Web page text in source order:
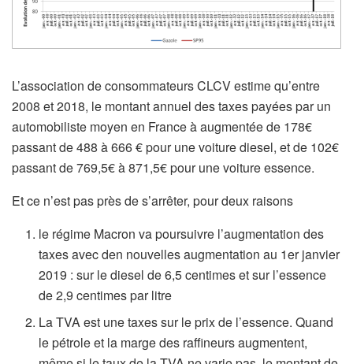
L’association de consommateurs CLCV estime qu’entre
2008 et 2018, le montant annuel des taxes payées par un
automobiliste moyen en France à augmentée de 178€
passant de 488 à 666 € pour une voiture diesel, et de 102€
passant de 769,5€ à 871,5€ pour une voiture essence.
Et ce n’est pas près de s’arrêter, pour deux raisons
le régime Macron va poursuivre l’augmentation des
taxes avec den nouvelles augmentation au 1er janvier
2019 : sur le diesel de 6,5 centimes et sur l’essence
de 2,9 centimes par litre
La TVA est une taxes sur le prix de l’essence. Quand
le pétrole et la marge des raffineurs augmentent,